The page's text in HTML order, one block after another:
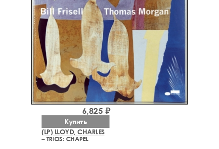
(LP) LLOYD, CHARLES
– TRIOS: CHAPEL
6,825 ₽
Купить